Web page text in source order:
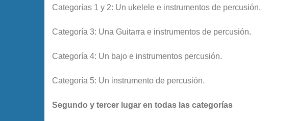
Categorías 1 y 2: Un ukelele e instrumentos de percusión.
Categoría 3: Una Guitarra e instrumentos de percusión.
Categoría 4: Un bajo e instrumentos percusión.
Categoría 5: Un instrumento de percusión.
Segundo y tercer lugar en todas las categorías